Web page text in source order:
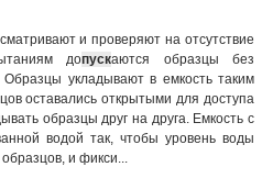
и проверяют на отсутствие
допускаются образцы без
укладывают в емкость таким
оставались открытыми для доступа
образцы друг на друга. Емкость с
водой так, чтобы уровень воды
и фикси...